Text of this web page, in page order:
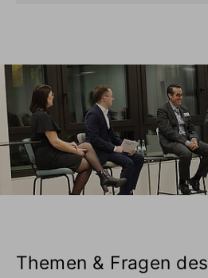
Themen & Fragen